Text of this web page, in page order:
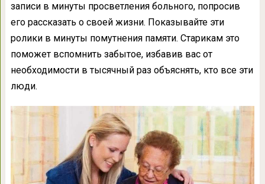
записи в минуты просветления больного, попросив
его рассказать о своей жизни. Показывайте эти
ролики в минуты помутнения памяти. Старикам это
поможет вспомнить забытое, избавив вас от
необходимости в тысячный раз объяснять, кто все эти
люди.